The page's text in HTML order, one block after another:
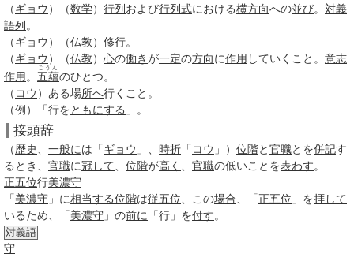
（ギョウ ）（数学） 行列 および行列式における横方向への並び。 対義
語列 。
（ギョウ ）（仏教） 修行。
（ギョウ ）（仏教） 心の働きが一定の方向に作用 していくこと。 意志
作用 。 五蘊
ごうん
のひとつ。
（ コウ ）ある場所へ行くこと。
（例）「行をともにする 」。
接頭辞
（歴史 一般には「ギョウ 」、 時折 「 コウ 」） 位階と官職とを併記す
るとき、 官職に冠して 位階が高く 官職の低いことを表わす。
正五位行美濃守
「美濃守 」に相当する位階は従五位 、この場合 、「正五位 」を拝して
いるため、「美濃守 」の前に 「行」を付す。
対義語
守